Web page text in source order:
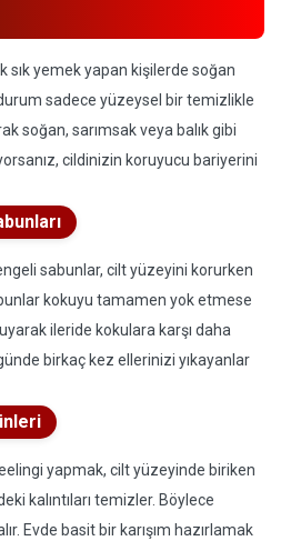
sık yemek yapan kişilerde soğan
sadece yüzeysel bir temizlikle
soğan, sarımsak veya balık gibi
cildinizin koruyucu bariyerini
sabunlar, cilt yüzeyini korurken
kokuyu tamamen yok etmese
ileride kokulara karşı daha
birkaç kez ellerinizi yıkayanlar
yapmak, cilt yüzeyinde biriken
kalıntıları temizler. Böylece
Evde basit bir karışım hazırlamak